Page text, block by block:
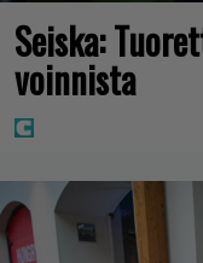
Seiska:
voinnista